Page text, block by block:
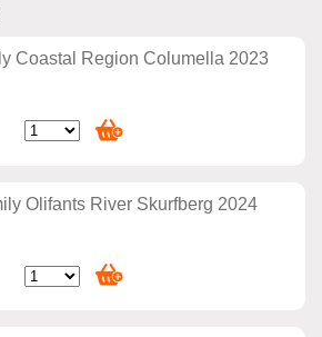
Coastal Region Columella 2023
Olifants River Skurfberg 2024